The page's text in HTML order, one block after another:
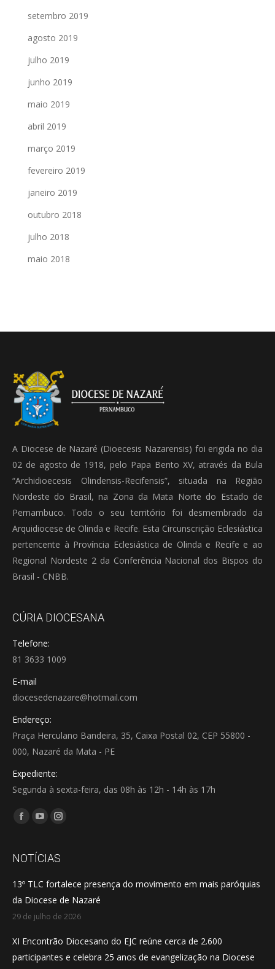
setembro 2019
agosto 2019
julho 2019
junho 2019
maio 2019
abril 2019
março 2019
fevereiro 2019
janeiro 2019
outubro 2018
julho 2018
maio 2018
A Diocese de Nazaré (Dioecesis Nazarensis) foi erigida no dia
02 de agosto de 1918, pelo Papa Bento XV, através da Bula
“Archidioecesis Olindensis-Recifensis”, situada na Região
Nordeste do Brasil, na Zona da Mata Norte do Estado de
Pernambuco. Todo o seu território foi desmembrado da
Arquidiocese de Olinda e Recife. Esta Circunscrição Eclesiástica
pertencente à Província Eclesiástica de Olinda e Recife e ao
Regional Nordeste 2 da Conferência Nacional dos Bispos do
Brasil - CNBB.
CÚRIA DIOCESANA
Telefone:
81 3633 1009
E-mail
diocesedenazare@hotmail.com
Endereço:
Praça Herculano Bandeira, 35, Caixa Postal 02, CEP 55800 -
000, Nazaré da Mata - PE
Expediente:
Segunda à sexta-feira, das 08h às 12h - 14h às 17h
Encontre-nos em:
Facebook
opens
new
window
YouTube
opens
new
window
Instagram
opens
new
window
NOTÍCIAS
13º TLC fortalece presença do movimento em mais paróquias
da Diocese de Nazaré
29 de julho de 2026
XI Encontrão Diocesano do EJC reúne cerca de 2.600
participantes e celebra 25 anos de evangelização na Diocese